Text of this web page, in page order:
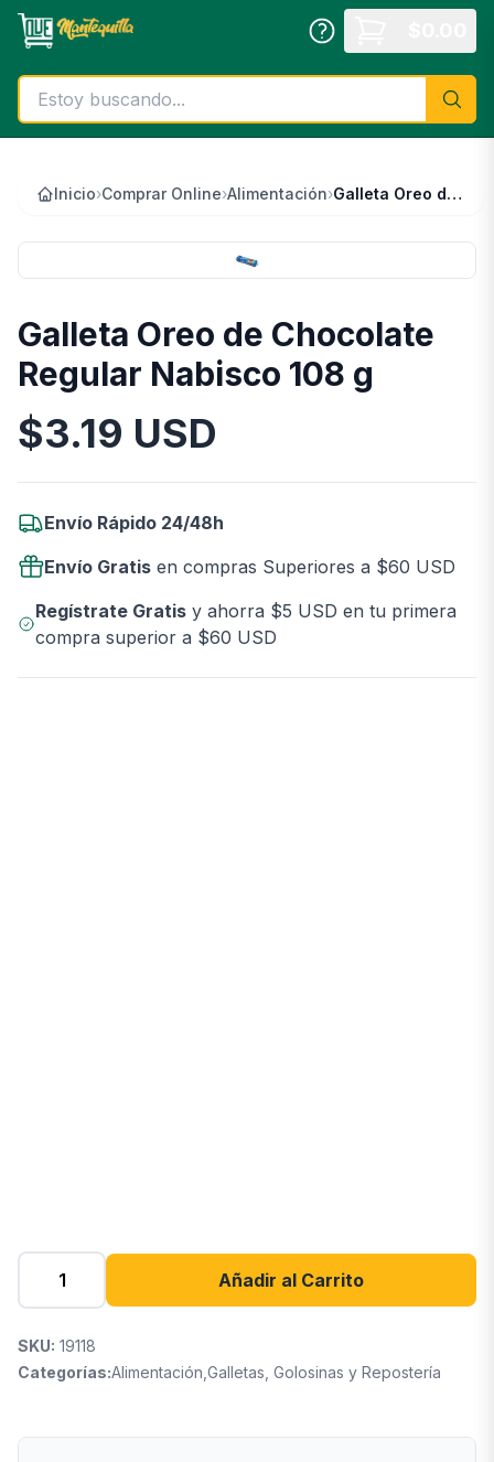
Saltar al contenido principal
Inicio›Comprar Online›Alimentación› Galleta Oreo de Chocolate Regular Nabisco 108 g
Galleta Oreo de Chocolate
Regular Nabisco 108 g
Información del Producto
$3.19 USD
Envío Rápido 24/48h
Envío Gratis en compras Superiores a $60 USD
Regístrate Gratisy ahorra $5 USD en tu primera
compra superior a $60 USD
Añadir al Carrito
SKU: 19118
Categorías:Alimentación Galletas, Golosinas y Repostería